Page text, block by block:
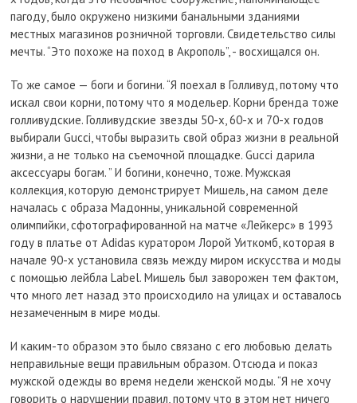
пагоду, было окружено низкими банальными зданиями
местных магазинов розничной торговли. Свидетельство силы
мечты. “Это похоже на поход в Акрополь”, - восхищался он.
То же самое — боги и богини. “Я поехал в Голливуд, потому что
искал свои корни, потому что я модельер. Корни бренда тоже
голливудские. Голливудские звезды 50-х, 60-х и 70-х годов
выбирали Gucci, чтобы выразить свой образ жизни в реальной
жизни, а не только на съемочной площадке. Gucci дарила
аксессуары богам. ” И богини, конечно, тоже. Мужская
коллекция, которую демонстрирует Мишель, на самом деле
началась с образа Мадонны, уникальной современной
олимпийки, сфотографированной на матче «Лейкерс» в 1993
году в платье от Adidas куратором Лорой Уиткомб, которая в
начале 90-х установила связь между миром искусства и моды
с помощью лейбла Label. Мишель был заворожен тем фактом,
что много лет назад это происходило на улицах и оставалось
незамеченным в мире моды.
И каким-то образом это было связано с его любовью делать
неправильные вещи правильным образом. Отсюда и показ
мужской одежды во время недели женской моды. “Я не хочу
говорить о нарушении правил, потому что в этом нет ничего